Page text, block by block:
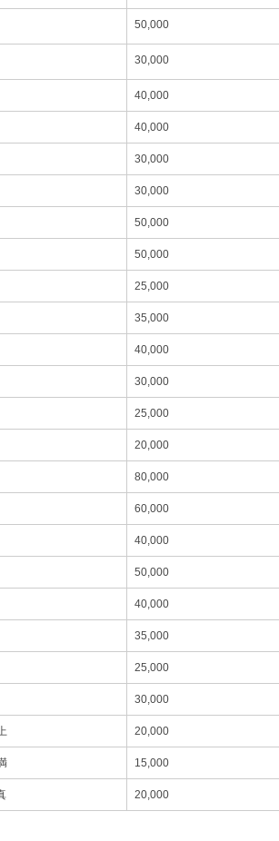
50,000
30,000
40,000
40,000
30,000
30,000
50,000
50,000
25,000
35,000
40,000
30,000
25,000
20,000
80,000
60,000
40,000
50,000
40,000
35,000
25,000
30,000
20,000
15,000
20,000